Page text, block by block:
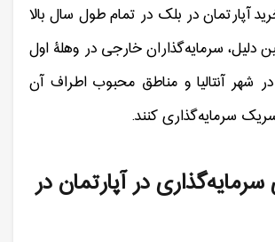
آپارتمان در بلک در تمام طول سال بالا
دلیل، سرمایه‌گذاران خارجی در وهلۀ اول
شهر آنتالیا و مناطق محبوب اطراف آن
سرمایه‌گذاری کنند.
سرمایه‌گذاری در آپارتمان در